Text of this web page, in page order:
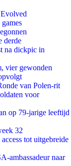
derde
na dickpic in
vier gewonden
van Polen-rit
voor
op 79-jarige leeftijd
32
tot uitgebreide
ambassadeur naar